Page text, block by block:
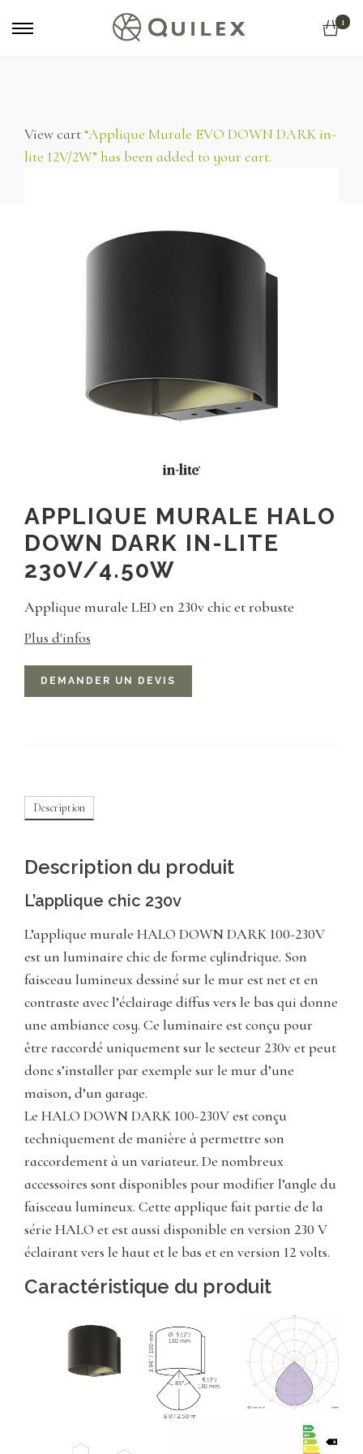
Menu
1
View cart“Applique Murale EVO DOWN DARK in-
lite 12V/2W” has been added to your cart.
APPLIQUE MURALE HALO
DOWN DARK IN-LITE
230V/4.50W
Applique murale LED en 230v chic et robuste
Plus d'infos
DEMANDER UN DEVIS
Description
Description du produit
L’applique chic 230v
L’applique murale HALO DOWN DARK 100-230V
est un luminaire chic de forme cylindrique. Son
faisceau lumineux dessiné sur le mur est net et en
contraste avec l’éclairage diffus vers le bas qui donne
une ambiance cosy. Ce luminaire est conçu pour
être raccordé uniquement sur le secteur 230v et peut
donc s’installer par exemple sur le mur d’une
maison, d’un garage.
Le HALO DOWN DARK 100-230V est conçu
techniquement de manière à permettre son
raccordement à un variateur. De nombreux
accessoires sont disponibles pour modifier l’angle du
faisceau lumineux. Cette applique fait partie de la
série HALO et est aussi disponible en version 230 V
éclairant vers le haut et le bas et en version 12 volts.
Caractéristique du produit